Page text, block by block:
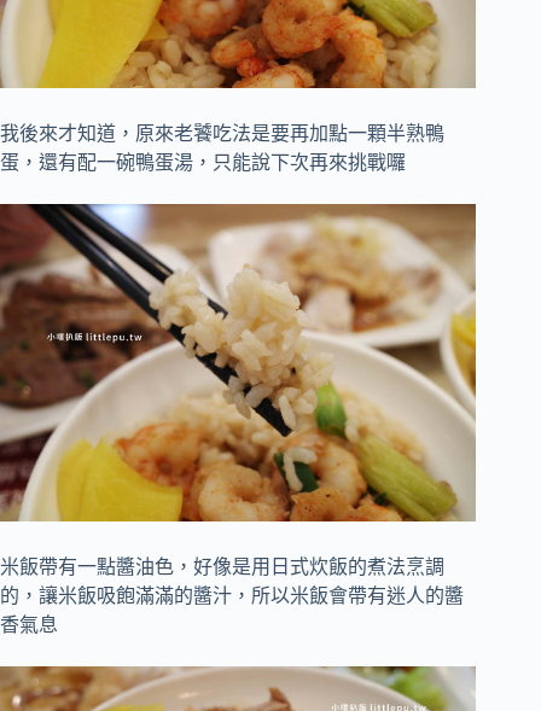
我後來才知道，原來老饕吃法是要再加點一顆半熟鴨
蛋，還有配一碗鴨蛋湯，只能說下次再來挑戰囉
米飯帶有一點醬油色，好像是用日式炊飯的煮法烹調
的，讓米飯吸飽滿滿的醬汁，所以米飯會帶有迷人的醬
香氣息